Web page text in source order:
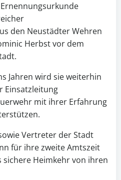
den Neustädter Wehren
Herbst vor dem
Jahren wird sie weiterhin
Einsatzleitung
mit ihrer Erfahrung
Vertreter der Stadt
für ihre zweite Amtszeit
sichere Heimkehr von ihren